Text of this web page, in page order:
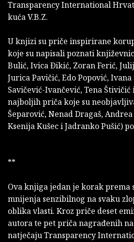
Transparency International
kuća V.B.Z.
U knjizi su priče inspirirane
koje su napisali poznati
Bulić, Ivica Ðikić, Zoran Ferić,
Jurica Pavičić, Edo Popović,
Savičević-Ivančević, Tena
najboljih priča koje su
Šeparović, Nenad Dragaš,
Ksenija Kušec i Jadranko Pušić)
**
Ova knjiga jedan je korak prema
mnijenja senzibilnog na svaku
oblika vlasti. Kroz priče deset
autora te pet priča nagrađenih
natječaju Transparency